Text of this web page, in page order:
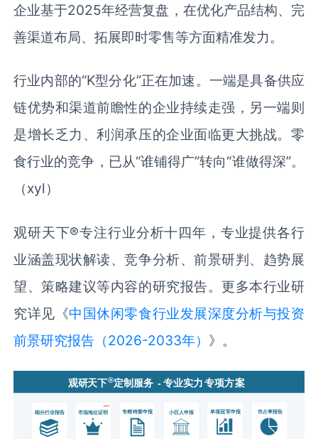
企业基于2025年经营复盘，在优化产品结构、完
善渠道布局、拓展即时零售等方面精准发力。
行业内部的“K型分化”正在加速。一端是具备供应
链优势和渠道前瞻性的企业持续走强，另一端则
是增长乏力、利润承压的企业面临更大挑战。零
食行业的竞争，已从“谁铺得广”转向“谁做得深”。
（xyl）
观研天下®专注行业分析十四年，专业提供各行
业涵盖现状解读、竞争分析、前景研判、趋势展
望、策略建议等内容的研究报告。更多本行业研
究详见《中国休闲零食行业发展深度分析与投资
前景研究报告（2026-2033年） 》。